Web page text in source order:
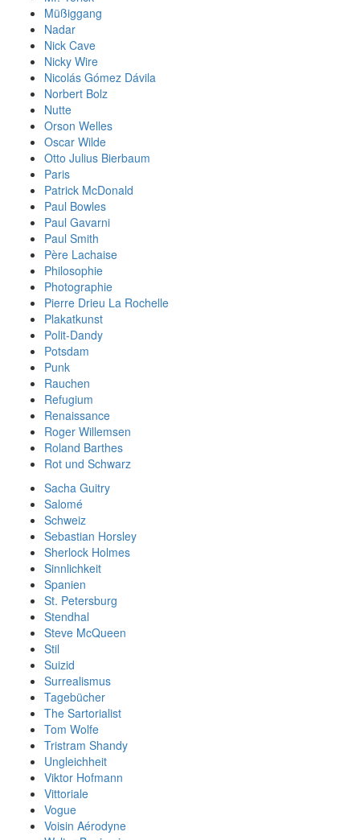
Müßiggang
Nadar
Nick Cave
Nicky Wire
Nicolás Gómez Dávila
Norbert Bolz
Nutte
Orson Welles
Oscar Wilde
Otto Julius Bierbaum
Paris
Patrick McDonald
Paul Bowles
Paul Gavarni
Paul Smith
Père Lachaise
Philosophie
Photographie
Pierre Drieu La Rochelle
Plakatkunst
Polit-Dandy
Potsdam
Punk
Rauchen
Refugium
Renaissance
Roger Willemsen
Roland Barthes
Rot und Schwarz
Sacha Guitry
Salomé
Schweiz
Sebastian Horsley
Sherlock Holmes
Sinnlichkeit
Spanien
St. Petersburg
Stendhal
Steve McQueen
Stil
Suizid
Surrealismus
Tagebücher
The Sartorialist
Tom Wolfe
Tristram Shandy
Ungleichheit
Viktor Hofmann
Vittoriale
Vogue
Voisin Aérodyne